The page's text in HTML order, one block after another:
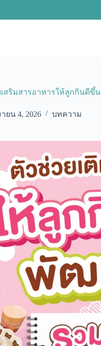
สริมสารอาหารให้ลูกกินดีขึ้น
ยน 4, 2026 บทความ